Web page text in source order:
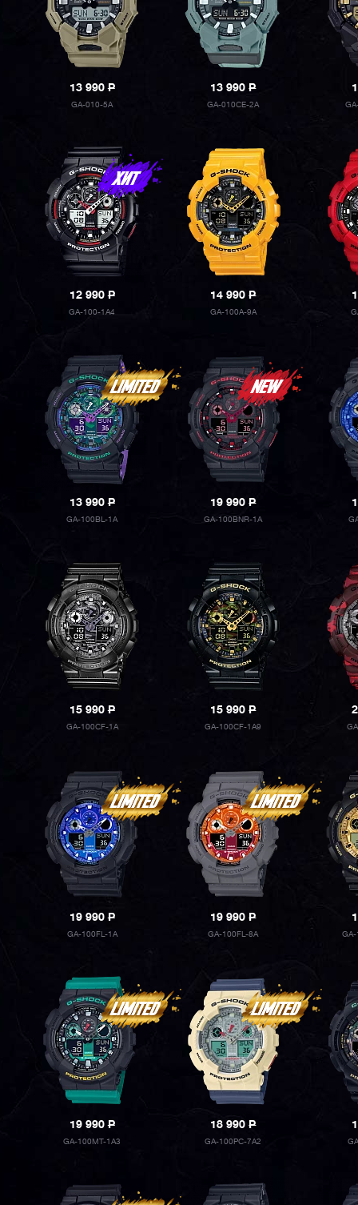
13 990P
GA-010-5A
13 990P
GA-010CE-2A
12 990P
GA-100-1A4
14 990P
GA-100A-9A
13 990P
GA-100BL-1A
19 990P
GA-100BNR-1A
15 990P
GA-100CF-1A
15 990P
GA-100CF-1A9
19 990P
GA-100FL-1A
19 990P
GA-100FL-8A GA-
19 990P
GA-100MT-1A3
18 990P
GA-100PC-7A2